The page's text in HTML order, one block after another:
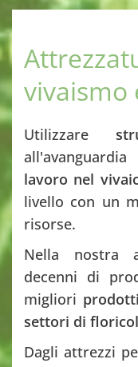
vivaismo
Utilizzare
lavoro nel
livello con un
risorse.
Nella nostra
decenni di
migliori
settori di
Dagli attrezzi